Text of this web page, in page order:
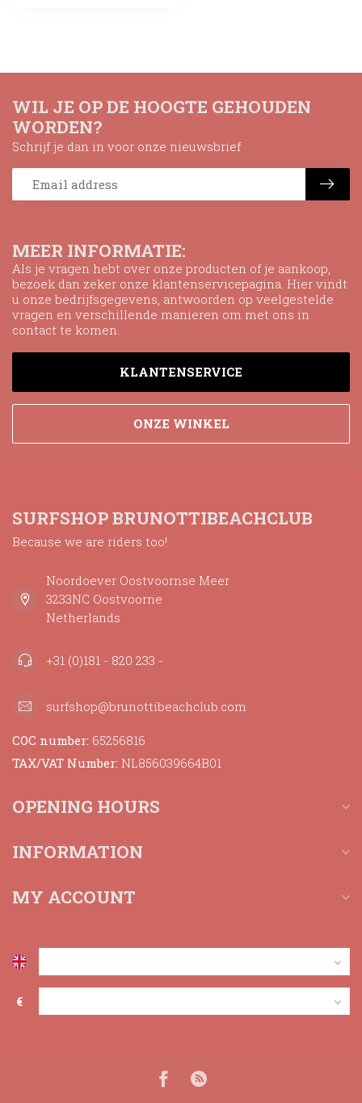
MEER INFORMATIE:
Als je vragen hebt over onze producten of je aankoop,
bezoek dan zeker onze klantenservicepagina. Hier vindt
u onze bedrijfsgegevens, antwoorden op veelgestelde
vragen en verschillende manieren om met ons in
contact te komen.
KLANTENSERVICE
ONZE WINKEL
WIL JE OP DE HOOGTE GEHOUDEN
WORDEN?
Schrijf je dan in voor onze nieuwsbrief
SURFSHOP BRUNOTTIBEACHCLUB
Because we are riders too!
Noordoever Oostvoornse Meer
3233NC Oostvoorne
Netherlands
+31 (0)181 - 820 233 -
surfshop@brunottibeachclub.com
COC number: 65256816
TAX/VAT Number: NL856039664B01
OPENING HOURS
INFORMATION
MY ACCOUNT
€